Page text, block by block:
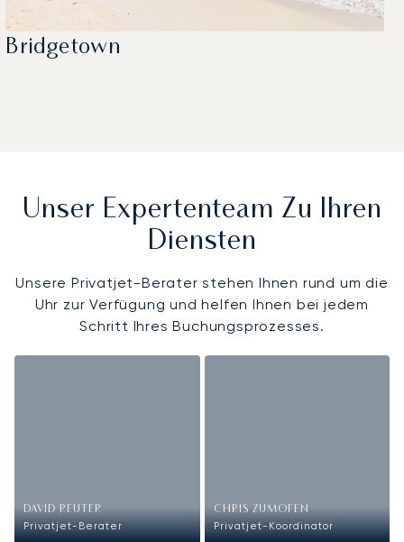
Bridgetown
Unser Expertenteam Zu Ihren
Diensten
Unsere Privatjet-Berater stehen Ihnen rund um die
Uhr zur Verfügung und helfen Ihnen bei jedem
Schritt Ihres Buchungsprozesses.
DAVID REUTER
Privatjet-Berater
CHRIS ZUMOFEN
Privatjet-Koordinator